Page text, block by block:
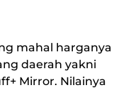
mahal harganya
daerah yakni
Mirror. Nilainya